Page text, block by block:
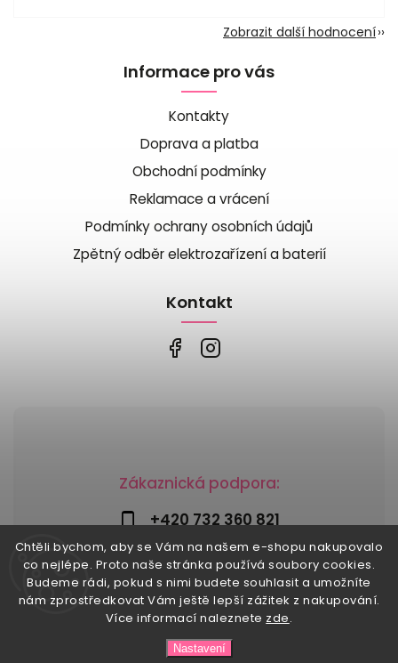
Chtěli bychom, aby se Vám na našem e-shopu nakupovalo
co nejlépe. Proto naše stránka používá soubory cookies.
Budeme rádi, pokud s nimi budete souhlasit a umožníte
nám zprostředkovat Vám ještě lepší zážitek z nakupování.
Více informací naleznete zde.
Nastavení
Zobrazit další hodnocení
Zákaznická podpora:
+420 732 360 821
info@risesnu.cz
Informace pro vás
Kontakty
Doprava a platba
Obchodní podmínky
Reklamace a vrácení
Podmínky ochrany osobních údajů
Zpětný odběr elektrozařízení a baterií
Kontakt
Risesnu.cz. Všechna práva vyhrazena.
Upravit nastavení cookies